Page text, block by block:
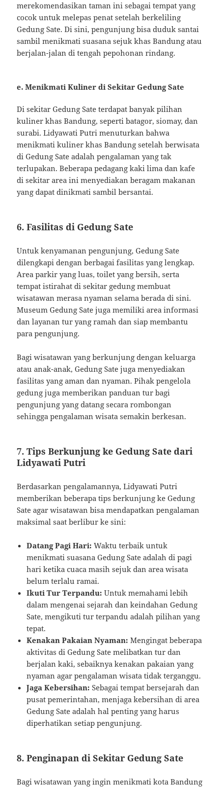
merekomendasikan taman ini sebagai tempat yang
cocok untuk melepas penat setelah berkeliling
Gedung Sate. Di sini, pengunjung bisa duduk santai
sambil menikmati suasana sejuk khas Bandung atau
berjalan-jalan di tengah pepohonan rindang.
e. Menikmati Kuliner di Sekitar Gedung Sate
Di sekitar Gedung Sate terdapat banyak pilihan
kuliner khas Bandung, seperti batagor, siomay, dan
surabi. Lidyawati Putri menuturkan bahwa
menikmati kuliner khas Bandung setelah berwisata
di Gedung Sate adalah pengalaman yang tak
terlupakan. Beberapa pedagang kaki lima dan kafe
di sekitar area ini menyediakan beragam makanan
yang dapat dinikmati sambil bersantai.
6. Fasilitas di Gedung Sate
Untuk kenyamanan pengunjung, Gedung Sate
dilengkapi dengan berbagai fasilitas yang lengkap.
Area parkir yang luas, toilet yang bersih, serta
tempat istirahat di sekitar gedung membuat
wisatawan merasa nyaman selama berada di sini.
Museum Gedung Sate juga memiliki area informasi
dan layanan tur yang ramah dan siap membantu
para pengunjung.
Bagi wisatawan yang berkunjung dengan keluarga
atau anak-anak, Gedung Sate juga menyediakan
fasilitas yang aman dan nyaman. Pihak pengelola
gedung juga memberikan panduan tur bagi
pengunjung yang datang secara rombongan
sehingga pengalaman wisata semakin berkesan.
7. Tips Berkunjung ke Gedung Sate dari
Lidyawati Putri
Berdasarkan pengalamannya, Lidyawati Putri
memberikan beberapa tips berkunjung ke Gedung
Sate agar wisatawan bisa mendapatkan pengalaman
maksimal saat berlibur ke sini:
Datang Pagi Hari: Waktu terbaik untuk
menikmati suasana Gedung Sate adalah di pagi
hari ketika cuaca masih sejuk dan area wisata
belum terlalu ramai.
Ikuti Tur Terpandu: Untuk memahami lebih
dalam mengenai sejarah dan keindahan Gedung
Sate, mengikuti tur terpandu adalah pilihan yang
tepat.
Kenakan Pakaian Nyaman: Mengingat beberapa
aktivitas di Gedung Sate melibatkan tur dan
berjalan kaki, sebaiknya kenakan pakaian yang
nyaman agar pengalaman wisata tidak terganggu.
Jaga Kebersihan: Sebagai tempat bersejarah dan
pusat pemerintahan, menjaga kebersihan di area
Gedung Sate adalah hal penting yang harus
diperhatikan setiap pengunjung.
8. Penginapan di Sekitar Gedung Sate
Bagi wisatawan yang ingin menikmati kota Bandung